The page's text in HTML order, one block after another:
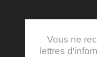
Vous ne
lettres